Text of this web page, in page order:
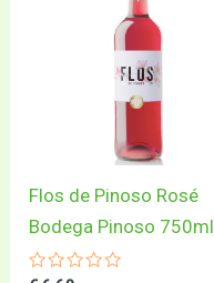
Flos de Pinoso Rosé
Bodega Pinoso 750ml